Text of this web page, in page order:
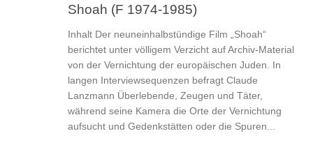
Shoah (F 1974-1985)
Inhalt Der neuneinhalbstündige Film „Shoah“
berichtet unter völligem Verzicht auf Archiv-Material
von der Vernichtung der europäischen Juden. In
langen Interviewsequenzen befragt Claude
Lanzmann Überlebende, Zeugen und Täter,
während seine Kamera die Orte der Vernichtung
aufsucht und Gedenkstätten oder die Spuren...